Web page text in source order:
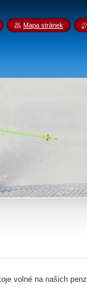
volné na našich
Mapa stránek